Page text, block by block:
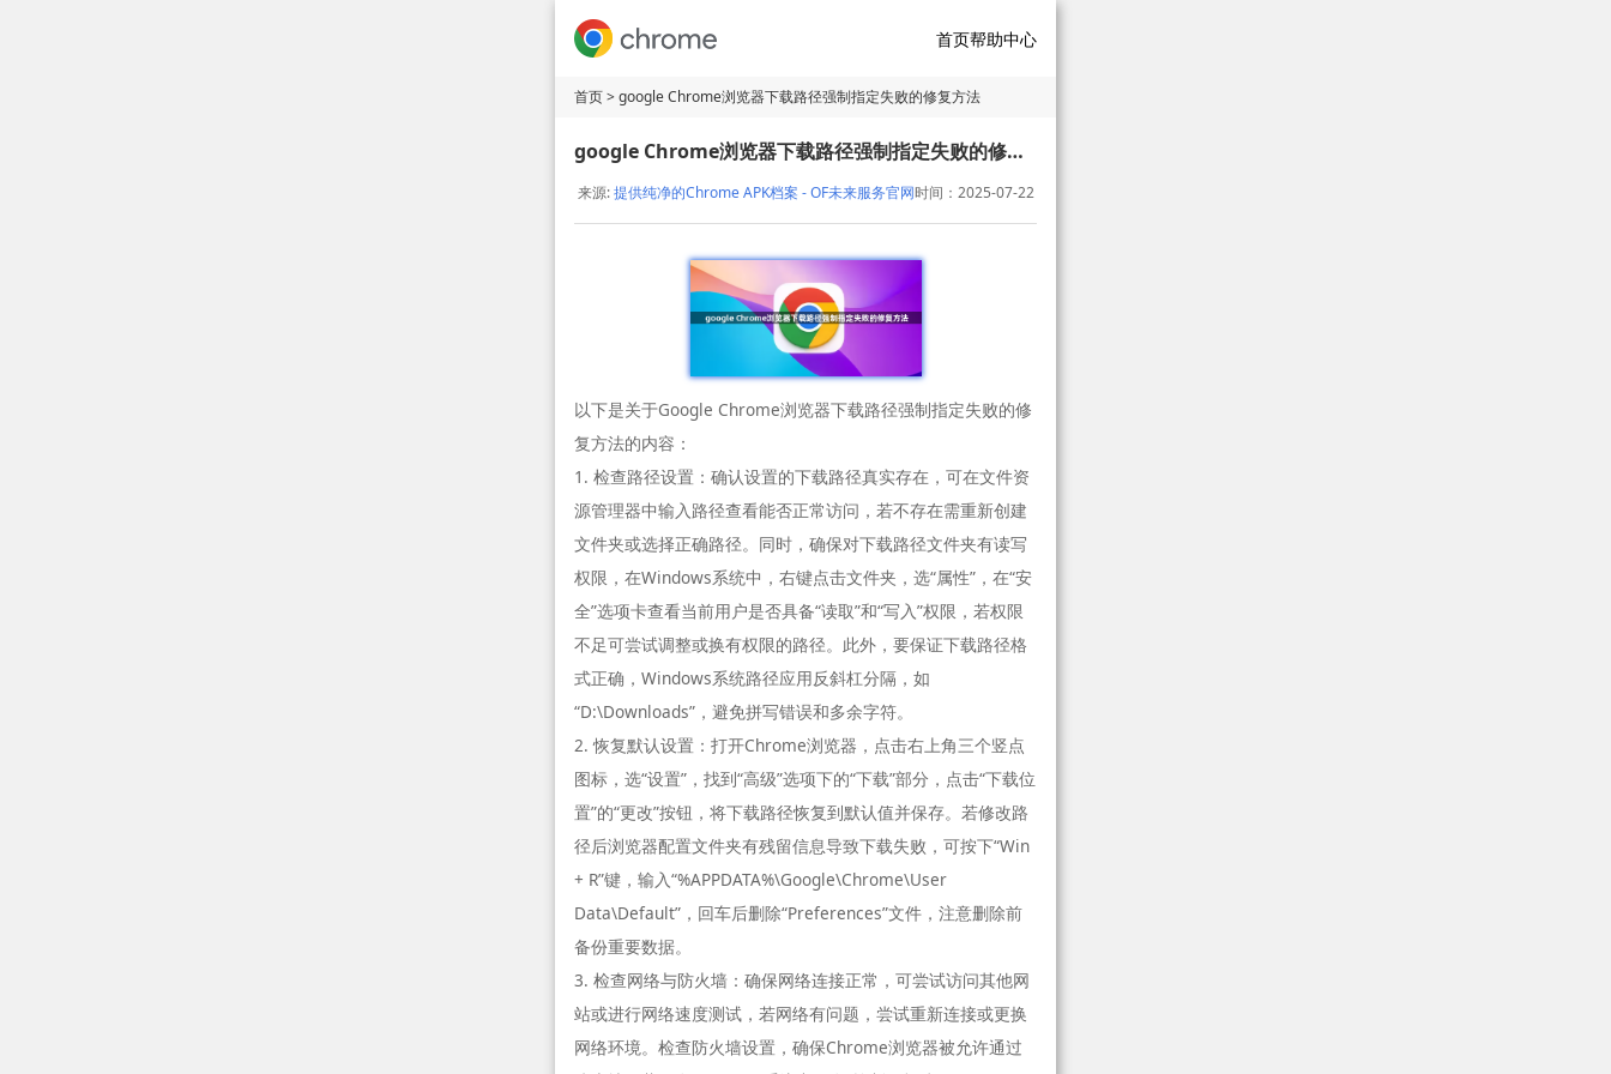
首页帮助中心
首页> google Chrome浏览器下载路径强制指定失败的修复方法
google Chrome浏览器下载路径强制指定失败的修复方法
来源:提供纯净的Chrome APK档案 - OF未来服务官网时间：2025-07-22
以下是关于Google Chrome浏览器下载路径强制指定失败的修
复方法的内容：
1. 检查路径设置：确认设置的下载路径真实存在，可在文件资
源管理器中输入路径查看能否正常访问，若不存在需重新创建
文件夹或选择正确路径。同时，确保对下载路径文件夹有读写
权限，在Windows系统中，右键点击文件夹，选“属性”，在“安
全”选项卡查看当前用户是否具备“读取”和“写入”权限，若权限
不足可尝试调整或换有权限的路径。此外，要保证下载路径格
式正确，Windows系统路径应用反斜杠分隔，如
“D:\Downloads”，避免拼写错误和多余字符。
2. 恢复默认设置：打开Chrome浏览器，点击右上角三个竖点
图标，选“设置”，找到“高级”选项下的“下载”部分，点击“下载位
置”的“更改”按钮，将下载路径恢复到默认值并保存。若修改路
径后浏览器配置文件夹有残留信息导致下载失败，可按下“Win
+ R”键，输入“%APPDATA%\Google\Chrome\User
Data\Default”，回车后删除“Preferences”文件，注意删除前
备份重要数据。
3. 检查网络与防火墙：确保网络连接正常，可尝试访问其他网
站或进行网络速度测试，若网络有问题，尝试重新连接或更换
网络环境。检查防火墙设置，确保Chrome浏览器被允许通过